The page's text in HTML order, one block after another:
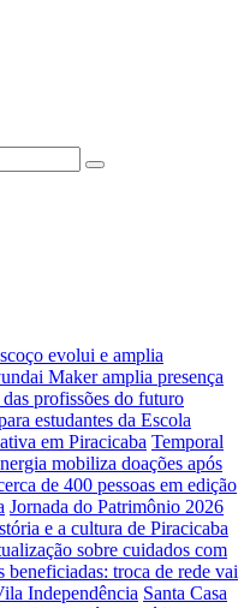
evolui e amplia
Maker amplia presença
profissões do futuro
estudantes da Escola
em Piracicaba Temporal
mobiliza doações após
de 400 pessoas em edição
Jornada do Patrimônio 2026
e a cultura de Piracicaba
sobre cuidados com
beneficiadas: troca de rede vai
Independência Santa Casa